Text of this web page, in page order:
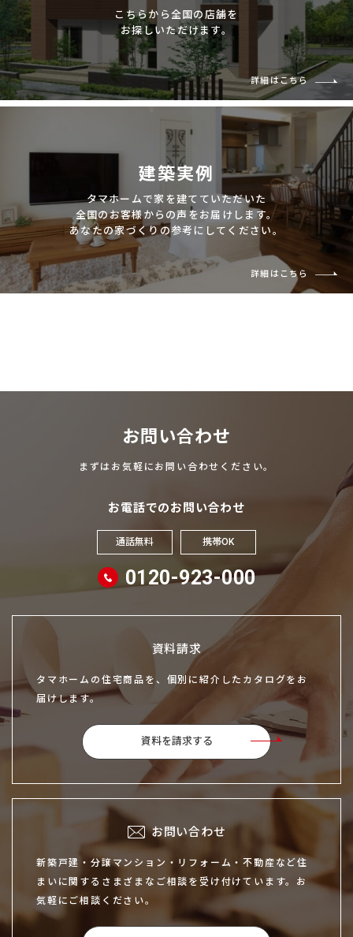
こちらから全国の店舗を
お探しいただけます。
詳細はこちら
建築実例
タマホームで家を建てていただいた
全国のお客様からの声をお届けします。
あなたの家づくりの参考にしてください。
詳細はこちら
お問い合わせ
まずはお気軽にお問い合わせください。
お電話でのお問い合わせ
通話無料 携帯OK
0120-923-000
資料請求
タマホームの住宅商品を、個別に紹介したカタログをお
届けします。
資料を請求する
お問い合わせ
新築戸建・分譲マンション・リフォーム・不動産など住
まいに関するさまざまなご相談を受け付けています。お
気軽にご相談ください。